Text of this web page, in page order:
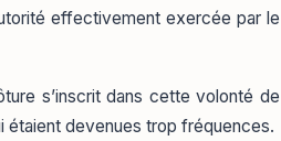
effectivement exercée par le
s’inscrit dans cette volonté de
étaient devenues trop fréquences.